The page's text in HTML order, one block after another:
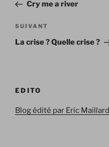
l’article
Cry me a river
Article
suivant
SUIVANT
La crise ? Quelle crise ?
EDITO
Blog édité par Eric Maillard